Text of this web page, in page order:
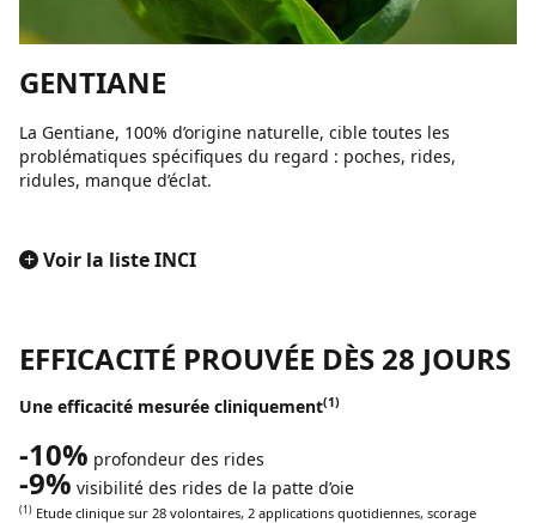
GENTIANE
La Gentiane, 100% d’origine naturelle, cible toutes les
problématiques spécifiques du regard : poches, rides,
ridules, manque d’éclat.
+ Voir la liste INCI
EFFICACITÉ PROUVÉE DÈS 28 JOURS
Une efficacité mesurée cliniquement(1)
-10% profondeur des rides
-9% visibilité des rides de la patte d’oie
(1) Etude clinique sur 28 volontaires, 2 applications quotidiennes, scorage